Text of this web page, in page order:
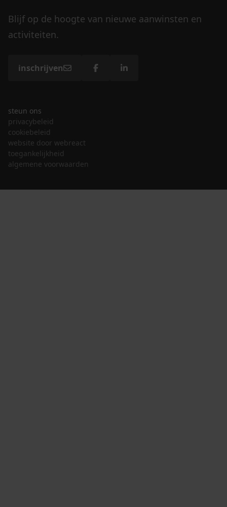
Blijf op de hoogte van nieuwe aanwinsten en
activiteiten.
inschrijven
steun ons
privacybeleid
cookiebeleid
website door webreact
toegankelijkheid
algemene voorwaarden